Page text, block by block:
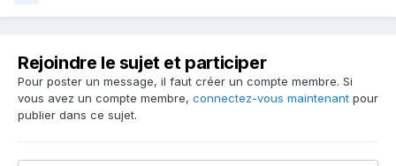
Rejoindre le sujet et participer
Pour poster un message, il faut créer un compte membre. Si
vous avez un compte membre, connectez-vous maintenant pour
publier dans ce sujet.